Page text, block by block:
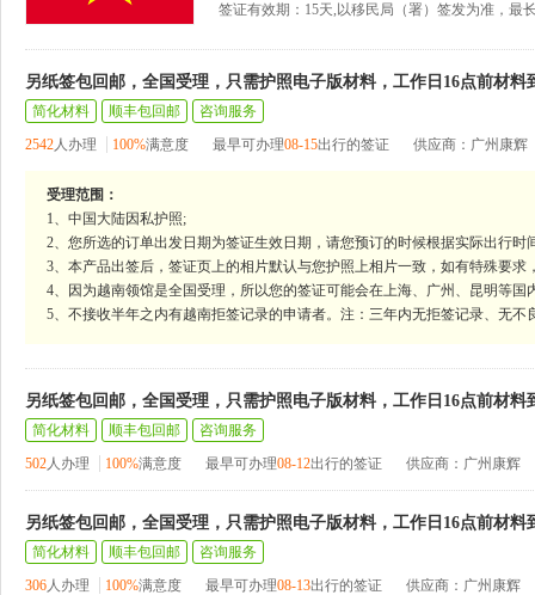
签证有效期：15天,以移民局（署）签发为准，最
另纸签包回邮，全国受理，只需护照电子版材料，工作日16点前材料
简化材料 顺丰包回邮
咨询服务
2542人办理 100%满意度 最早可办理08-15出行的签证 供应商：广州康辉
受理范围：
1、中国大陆因私护照;
2、您所选的订单出发日期为签证生效日期，请您预订的时候根据实际出行时
3、本产品出签后，签证页上的相片默认与您护照上相片一致，如有特殊要求
4、因为越南领馆是全国受理，所以您的签证可能会在上海、广州、昆明等国
5、不接收半年之内有越南拒签记录的申请者。注：三年内无拒签记录、无
另纸签包回邮，全国受理，只需护照电子版材料，工作日16点前材料
简化材料 顺丰包回邮
咨询服务
502人办理 100%满意度 最早可办理08-12出行的签证 供应商：广州康辉
另纸签包回邮，全国受理，只需护照电子版材料，工作日16点前材料
简化材料 顺丰包回邮
咨询服务
306人办理 100%满意度 最早可办理08-13出行的签证 供应商：广州康辉